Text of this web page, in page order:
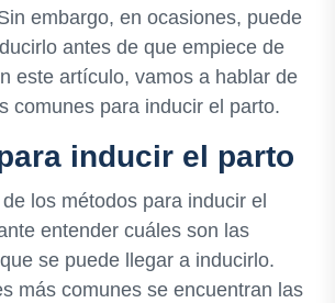
embargo, en ocasiones, puede
antes de que empiece de
este artículo, vamos a hablar de
comunes para inducir el parto.
inducir el parto
los métodos para inducir el
entender cuáles son las
se puede llegar a inducirlo.
más comunes se encuentran las